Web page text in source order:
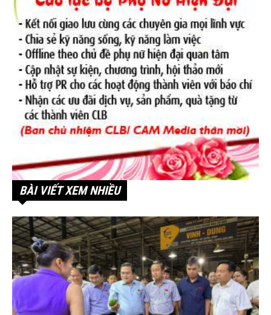
BÀI VIẾT XEM NHIỀU